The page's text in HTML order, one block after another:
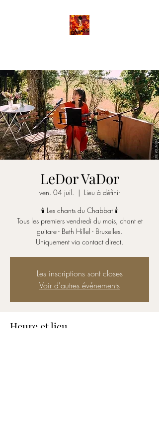
LeDor VaDor
ven. 04 juil.
  |
Lieu à définir
🕯 Les chants du Chabbat 🕯
Tous les premiers vendredi du mois, chant et
guitare - Beth Hillel - Bruxelles.
Uniquement via contact direct.
Les inscriptions sont closes
Voir d'autres événements
Heure et lieu